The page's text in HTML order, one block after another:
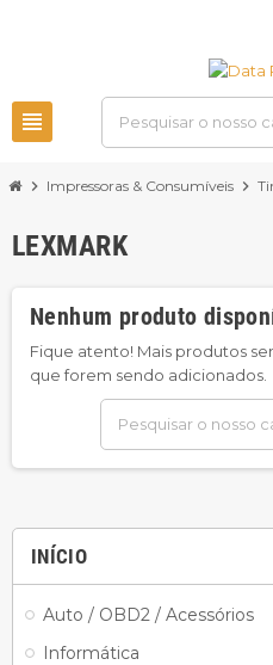
view_headline
chevron_right Impressoras & Consumíveis chevron_right
INÍCIO
Auto / OBD2 / Acessórios
Informática
LEXMARK
Nenhum produto
Fique atento! Mais produtos
que forem sendo adicionados.